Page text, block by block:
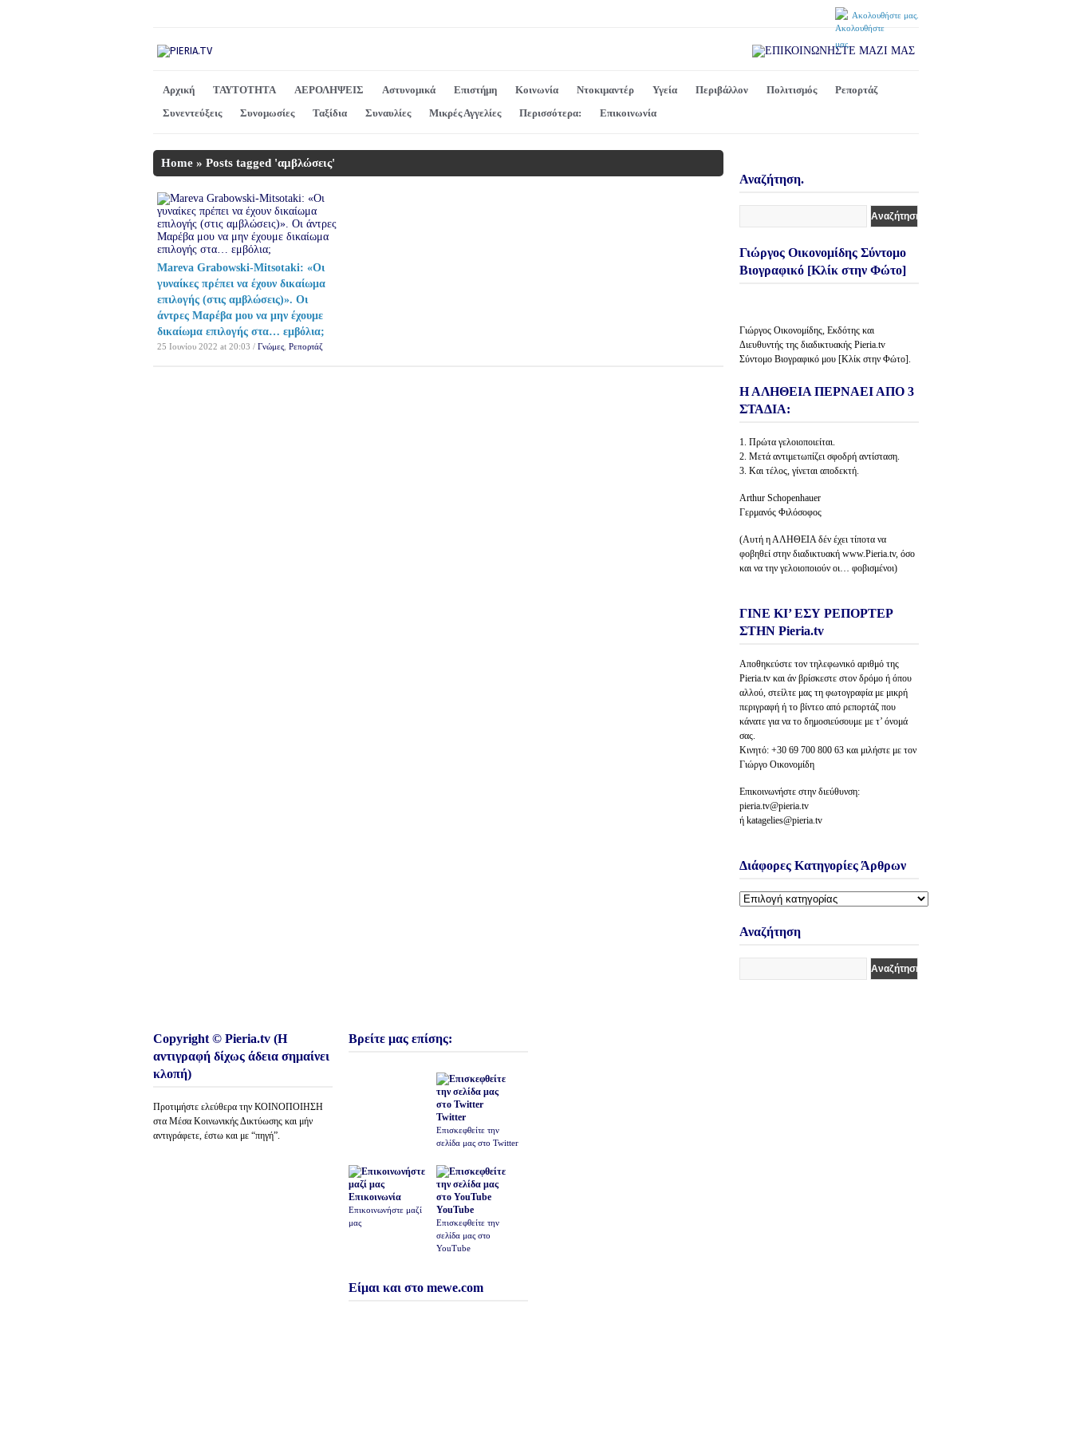
Ακολουθήστε μας.
Αρχική ΤΑΥΤΟΤΗΤΑ ΑΕΡΟΛΗΨΕΙΣ Αστυνομικά Επιστήμη Κοινωνία Ντοκιμαντέρ Υγεία Περιβάλλον Πολιτισμός
Ρεπορτάζ
Συνεντεύξεις
Συνομωσίες Ταξίδια Συναυλίες Μικρές Αγγελίες Περισσότερα: Επικοινωνία
Home » Posts tagged 'αμβλώσεις'
Mareva Grabowski-Mitsotaki: «Οι
γυναίκες πρέπει να έχουν δικαίωμα
επιλογής (στις αμβλώσεις)». Οι
άντρες Μαρέβα μου να μην έχουμε
δικαίωμα επιλογής στα… εμβόλια;
25 Ιουνίου 2022 at 20:03 / Γνώμες Ρεπορτάζ
Αναζήτηση.
Γιώργος Οικονομίδης Σύντομο
Βιογραφικό [Κλίκ στην Φώτο]
Γιώργος Οικονομίδης, Εκδότης και
Διευθυντής της διαδικτυακής Pieria.tv
Σύντομο Βιογραφικό μου [Κλίκ στην Φώτο].
Η ΑΛΗΘΕΙΑ ΠΕΡΝΑΕΙ ΑΠΟ 3
ΣΤΑΔΙΑ:
1. Πρώτα γελοιοποιείται.
2. Μετά αντιμετωπίζει σφοδρή αντίσταση.
3. Και τέλος, γίνεται αποδεκτή.
Arthur Schopenhauer
Γερμανός Φιλόσοφος
(Αυτή η ΑΛΗΘΕΙΑ δέν έχει τίποτα να
φοβηθεί στην διαδικτυακή www.Pieria.tv, όσο
και να την γελοιοποιούν οι… φοβισμένοι)
ΓΙΝΕ ΚΙ’ ΕΣΥ ΡΕΠΟΡΤΕΡ
ΣΤΗΝ Pieria.tv
Αποθηκεύστε τον τηλεφωνικό αριθμό της
Pieria.tv και άν βρίσκεστε στον δρόμο ή όπου
αλλού, στείλτε μας τη φωτογραφία με μικρή
περιγραφή ή το βίντεο από ρεπορτάζ που
κάνατε για να το δημοσιεύσουμε με τ’ όνομά
σας.
Κινητό: +30 69 700 800 63 και μιλήστε με τον
Γιώργο Οικονομίδη
Επικοινωνήστε στην διεύθυνση:
pieria.tv@pieria.tv
ή katagelies@pieria.tv
Διάφορες Κατηγορίες Άρθρων
Διάφορες
Άρθρων
Αναζήτηση
Copyright © Pieria.tv (Η
αντιγραφή δίχως άδεια σημαίνει
κλοπή)
Προτιμήστε ελεύθερα την ΚΟΙΝΟΠΟΙΗΣΗ
στα Μέσα Κοινωνικής Δικτύωσης και μήν
αντιγράφετε, έστω και με “πηγή”.
Βρείτε μας επίσης:
Twitter
Επισκεφθείτε την
σελίδα μας στο Twitter
Επικοινωνία
Επικοινωνήστε μαζί
μας
YouTube
Επισκεφθείτε την
σελίδα μας στο
YouTube
Είμαι και στο mewe.com